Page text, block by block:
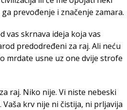
prevođenje i značenje zamara.
vas skrnava ideja koja vas
predodređeni za raj. Ali neću
mrdate usne uz one dvije strofe
raj. Niko nije. Vi niste nebeski
krv nije ni čistija, ni prljavija